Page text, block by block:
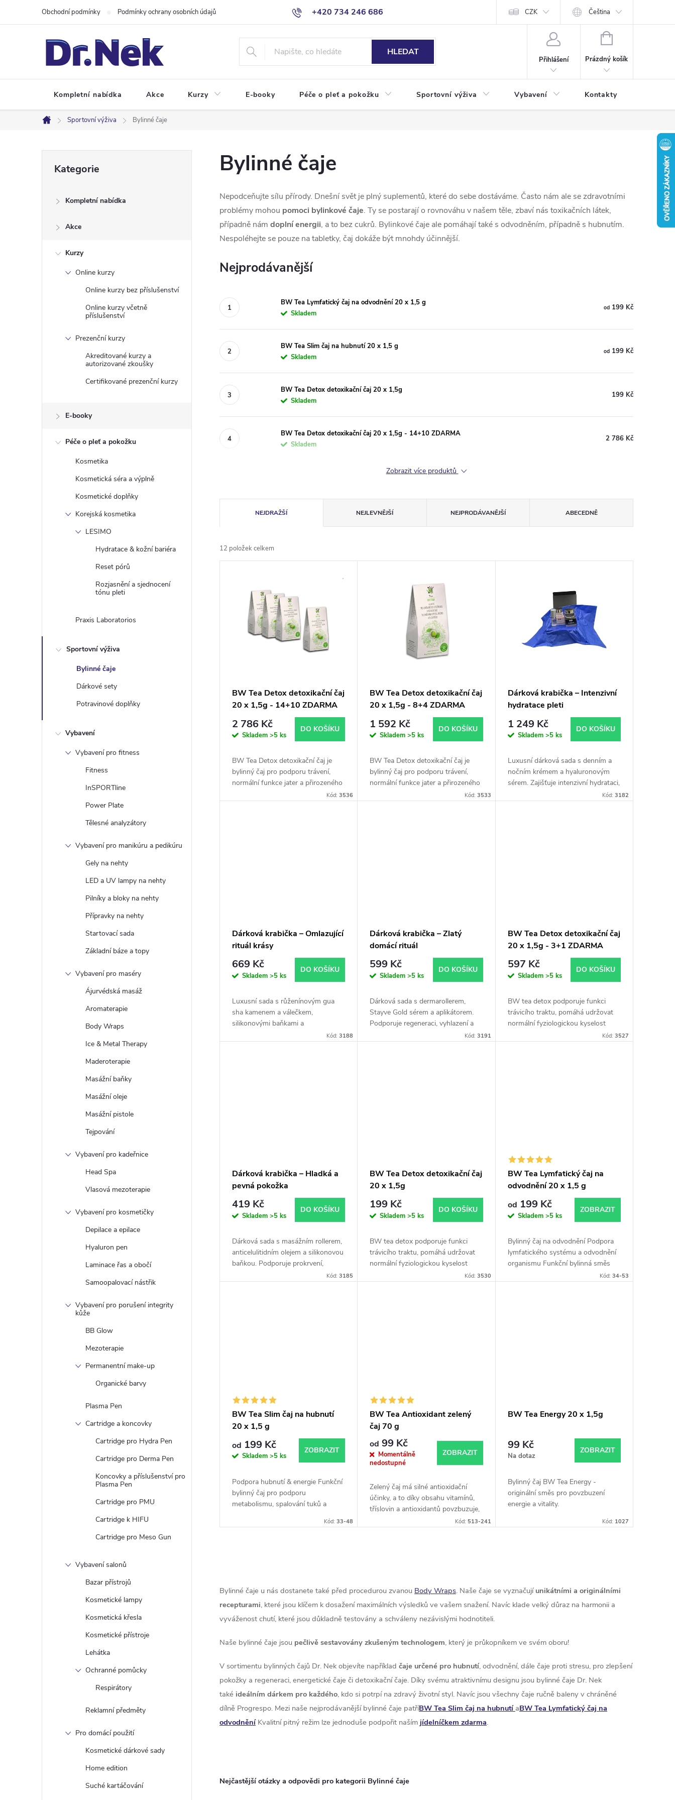
+420 734 246 686
Obchodní podmínky Podmínky ochrany osobních údajů CZK Čeština
HLEDAT
Přihlášení
NÁKUPNÍ
Prázdný košík
Kompletní nabídka Akce Kurzy E-booky Péče o pleť a pokožku Sportovní výživa Vybavení Kontakty
Domů
Sportovní výživa Bylinné čaje
kategorie
Kategorie
Kompletní nabídka
Akce
Kurzy
Online kurzy
Online kurzy bez příslušenství
Online kurzy včetně
příslušenství
Prezenční kurzy
Akreditované kurzy a
autorizované zkoušky
Certifikované prezenční kurzy
E-booky
Péče o pleť a pokožku
Kosmetika
Kosmetická séra a výplně
Kosmetické doplňky
Korejská kosmetika
LESIMO
Hydratace & kožní bariéra
Reset pórů
Rozjasnění a sjednocení
tónu pleti
Praxis Laboratorios
Sportovní výživa
Bylinné čaje
Dárkové sety
Potravinové doplňky
Vybavení
Vybavení pro fitness
Fitness
InSPORTline
Power Plate
Tělesné analyzátory
Vybavení pro manikúru a pedikúru
Gely na nehty
LED a UV lampy na nehty
Pilníky a bloky na nehty
Přípravky na nehty
Startovací sada
Základní báze a topy
Vybavení pro maséry
Ájurvédská masáž
Aromaterapie
Body Wraps
Ice & Metal Therapy
Maderoterapie
Masážní baňky
Masážní oleje
Masážní pistole
Tejpování
Vybavení pro kadeřnice
Head Spa
Vlasová mezoterapie
Vybavení pro kosmetičky
Depilace a epilace
Hyaluron pen
Laminace řas a obočí
Samoopalovací nástřik
Vybavení pro porušení integrity
kůže
BB Glow
Mezoterapie
Permanentní make-up
Organické barvy
Plasma Pen
Cartridge a koncovky
Cartridge pro Hydra Pen
Cartridge pro Derma Pen
Koncovky a příslušenství pro
Plasma Pen
Cartridge pro PMU
Cartridge k HIFU
Cartridge pro Meso Gun
Vybavení salonů
Bazar přístrojů
Kosmetické lampy
Kosmetická křesla
Kosmetické přístroje
Lehátka
Ochranné pomůcky
Respirátory
Reklamní předměty
Pro domácí použití
Kosmetické dárkové sady
Home edition
Suché kartáčování
Bylinné čaje
Nepodceňujte sílu přírody. Dnešní svět je plný suplementů, které do sebe dostáváme. Často nám ale se zdravotními
problémy mohou pomoci bylinkové čaje. Ty se postarají o rovnováhu v našem těle, zbaví nás toxikačních látek,
případně nám doplní energii, a to bez cukrů. Bylinkové čaje ale pomáhají také s odvodněním, případně s hubnutím.
Nespoléhejte se pouze na tabletky, čaj dokáže být mnohdy účinnější.
Nejprodávanější
BW Tea Lymfatický čaj na odvodnění 20 x 1,5 g
Skladem
od 199 Kč
BW Tea Slim čaj na hubnutí 20 x 1,5 g
Skladem
od 199 Kč
BW Tea Detox detoxikační čaj 20 x 1,5g
Skladem
199 Kč
BW Tea Detox detoxikační čaj 20 x 1,5g - 14+10 ZDARMA
Skladem
2 786 Kč
Zobrazit více produktů
a
z
NEJDRAŽŠÍ NEJLEVNĚJŠÍ NEJPRODÁVANĚJŠÍ ABECEDNĚ
12 položek celkem
u
BW Tea Detox detoxikační čaj
20 x 1,5g - 14+10 ZDARMA
2 786 Kč
Skladem >5 ks
DO KOŠÍKU
BW Tea Detox detoxikační čaj je
bylinný čaj pro podporu trávení,
normální funkce jater a přirozeného
pročištění organismu. ObsahujeKód:3536
BW Tea Detox detoxikační čaj
20 x 1,5g - 8+4 ZDARMA
1 592 Kč
Skladem>5 ks
DO KOŠÍKU
BW Tea Detox detoxikační čaj je
bylinný čaj pro podporu trávení,
normální funkce jater a přirozeného
pročištění organismu. ObsahujeKód: 3533
Dárková krabička – Intenzivní
hydratace pleti
1 249 Kč
Skladem >5 ks
DO KOŠÍKU
Luxusní dárková sada s denním a
nočním krémem a hyaluronovým
sérem. Zajišťuje intenzivní hydrataci,
výživu a hebkost pleti po celý den i
Kód: 3182
Dárková krabička – Omlazující
rituál krásy
669 Kč
Skladem >5 ks
DO KOŠÍKU
Luxusní sada s růženínovým gua
sha kamenem a válečkem,
silikonovými baňkami a
hyaluronovým sérem. Zpevňuje,Kód:3188
Dárková krabička – Zlatý
domácí rituál
599 Kč
Skladem>5 ks
DO KOŠÍKU
Dárková sada s dermarollerem,
Stayve Gold sérem a aplikátorem.
Podporuje regeneraci, vyhlazení a
rozzáření pleti s luxusním dotekem
Kód: 3191
BW Tea Detox detoxikační čaj
20 x 1,5g - 3+1 ZDARMA
597 Kč
Skladem >5 ks
DO KOŠÍKU
BW tea detox podporuje funkci
trávicího traktu, pomáhá udržovat
normální fyziologickou kyselost
Kód: 3527
Dárková krabička – Hladká a
pevná pokožka
419 Kč
Skladem >5 ks
DO KOŠÍKU
Dárková sada s masážním rollerem,
anticelulitidním olejem a silikonovou
baňkou. Podporuje prokrvení,
Kód:3185
BW Tea Detox detoxikační čaj
20 x 1,5g
199 Kč
Skladem>5 ks
DO KOŠÍKU
BW tea detox podporuje funkci
trávicího traktu, pomáhá udržovat
normální fyziologickou kyselost
Kód: 3530
BW Tea Lymfatický čaj na
odvodnění 20 x 1,5 g
od 199 Kč
Skladem >5 ks
ZOBRAZIT
Bylinný čaj na odvodnění Podpora
lymfatického systému a odvodnění
organismu Funkční bylinná směs
Kód: 34-53
BW Tea Slim čaj na hubnutí
20 x 1,5 g
od 199 Kč
Skladem >5 ks
ZOBRAZIT
Podpora hubnutí & energie Funkční
bylinný čaj pro podporu
metabolismu, spalování tuků a
doplněk při redukci hmotnosti. ✔
Kód:33-48
BW Tea Antioxidant zelený
čaj 70 g
od 99 Kč
Momentálně
nedostupné
ZOBRAZIT
Zelený čaj má silné antioxidační
účinky, a to díky obsahu vitamínů,
tříslovin a antioxidantů povzbuzuje,
osvěžuje, podporuje normálníKód: 513-241
BW Tea Energy 20 x 1,5g
99 Kč
Na dotaz
ZOBRAZIT
Bylinný čaj BW Tea Energy -
originální směs pro povzbuzení
energie a vitality.
Kód: 1027
v
l
á
d
a
c
í
p
k
Bylinné čaje u nás dostanete také před procedurou zvanou Body Wraps. Naše čaje se vyznačují unikátními a originálními
recepturami, které jsou klíčem k dosažení maximálních výsledků ve vašem snažení. Navíc klade velký důraz na harmonii a
vyváženost chutí, které jsou důkladně testovány a schváleny nezávislými hodnotiteli.
Naše bylinné čaje jsou pečlivě sestavovány zkušeným technologem, který je průkopníkem ve svém oboru!
V sortimentu bylinných čajů Dr. Nek objevíte například čaje určené pro hubnutí, odvodnění, dále čaje proti stresu, pro zlepšení
pokožky a regeneraci, energetické čaje či detoxikační čaje. Díky svému atraktivnímu designu jsou bylinné čaje Dr. Nek
také ideálním dárkem pro každého, kdo si potrpí na zdravý životní styl. Navíc jsou všechny čaje ručně baleny v chráněné
dílně Progrespo. Mezi naše nejprodávanější bylinné čaje patříBW Tea Slim čaj na hubnutí aBW Tea Lymfatický čaj na
odvodněníKvalitní pitný režim lze jednoduše podpořit naším jídelníčkem zdarma.
Nejčastější otázky a odpovědi pro kategorii Bylinné čaje